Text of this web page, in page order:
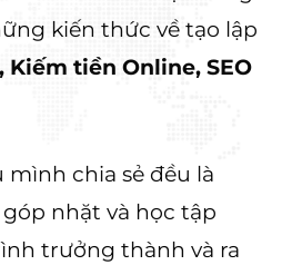
kiến thức về tạo lập
Kiếm tiền Online, SEO
chia sẻ đều là
nhặt và học tập
trưởng thành và ra